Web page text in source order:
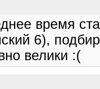
время
6),
велики :(